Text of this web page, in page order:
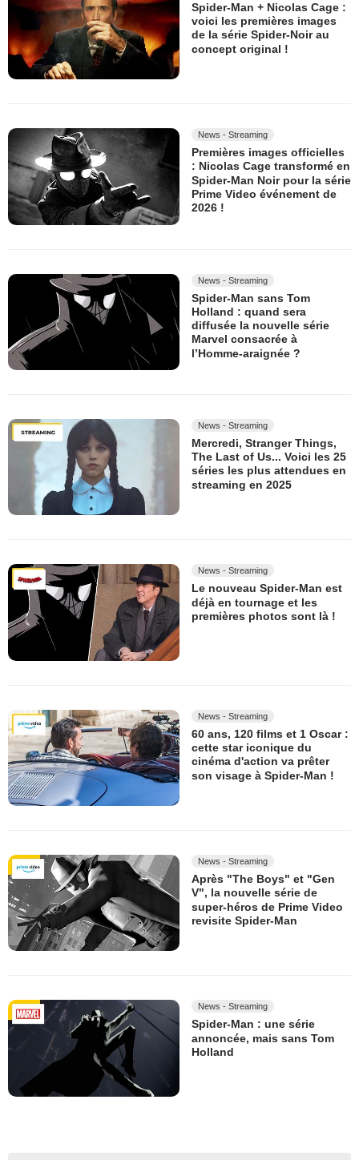
Spider-Man + Nicolas Cage :
voici les premières images
de la série Spider-Noir au
concept original !
News - Streaming
Premières images officielles
: Nicolas Cage transformé en
Spider-Man Noir pour la série
Prime Video événement de
2026 !
News - Streaming
Spider-Man sans Tom
Holland : quand sera
diffusée la nouvelle série
Marvel consacrée à
l’Homme-araignée ?
News - Streaming
Mercredi, Stranger Things,
The Last of Us... Voici les 25
séries les plus attendues en
streaming en 2025
News - Streaming
Le nouveau Spider-Man est
déjà en tournage et les
premières photos sont là !
News - Streaming
60 ans, 120 films et 1 Oscar :
cette star iconique du
cinéma d'action va prêter
son visage à Spider-Man !
News - Streaming
Après "The Boys" et "Gen
V", la nouvelle série de
super-héros de Prime Video
revisite Spider-Man
News - Streaming
Spider-Man : une série
annoncée, mais sans Tom
Holland